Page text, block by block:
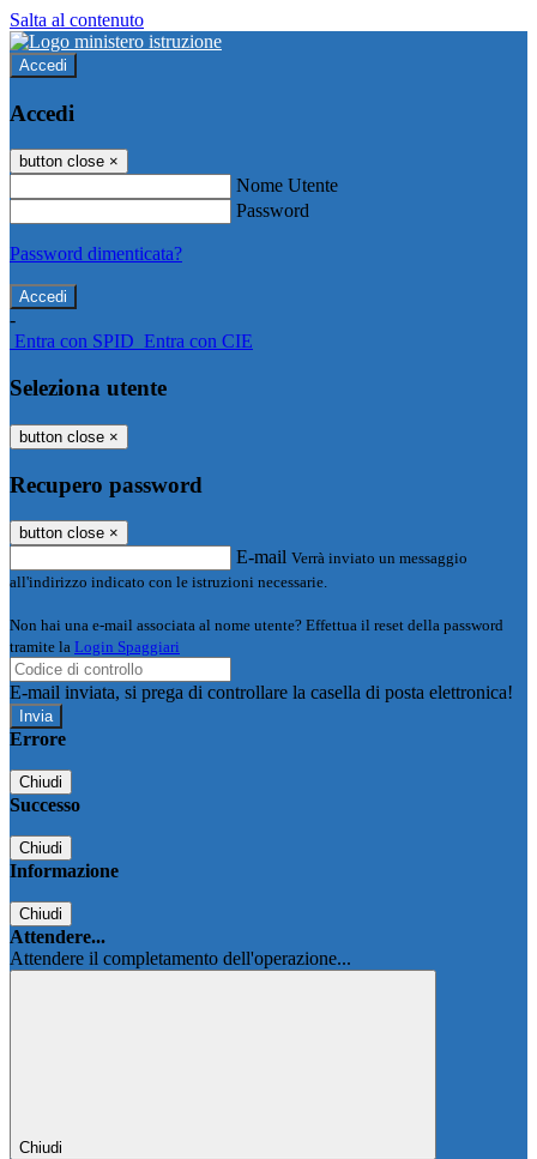
Salta al contenuto
Accedi
Accedi
button close ×
Nome Utente
Password
Password dimenticata?
-
Entra con SPID Entra con CIE
Seleziona utente
button close ×
Recupero password
button close ×
E-mail Verrà inviato un messaggio
all'indirizzo indicato con le istruzioni necessarie.
Non hai una e-mail associata al nome utente? Effettua il reset della password
tramite la Login Spaggiari
E-mail inviata, si prega di controllare la casella di posta elettronica!
Errore
Chiudi
Successo
Chiudi
Informazione
Chiudi
Attendere...
Attendere il completamento dell'operazione...
Chiudi